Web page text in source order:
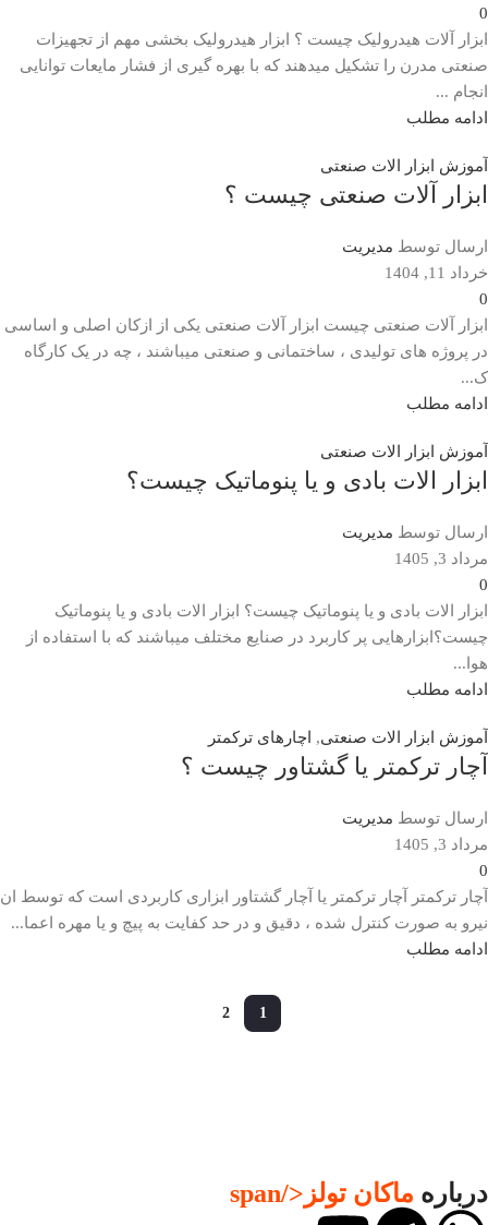
0
ابزار آلات هیدرولیک چیست ؟ ابزار هیدرولیک بخشی مهم از تجهیزات
صنعتی مدرن را تشکیل میدهند که با بهره گیری از فشار مایعات توانایی
انجام ...
ادامه مطلب
آموزش ابزار الات صنعتی
ابزار آلات صنعتی چیست ؟
ارسال توسط مدیریت
خرداد 11, 1404
0
ابزار آلات صنعتی چیست ابزار آلات صنعتی یکی از ازکان اصلی و اساسی
در پروژه های تولیدی ، ساختمانی و صنعتی میباشند ، چه در یک کارگاه
ک...
ادامه مطلب
آموزش ابزار الات صنعتی
ابزار الات بادی و یا پنوماتیک چیست؟
ارسال توسط مدیریت
مرداد 3, 1405
0
ابزار الات بادی و یا پنوماتیک چیست؟ ابزار الات بادی و یا پنوماتیک
چیست؟ابزارهایی پر کاربرد در صنایع مختلف میباشند که با استفاده از
هوا...
ادامه مطلب
آموزش ابزار الات صنعتی, اچارهای ترکمتر
آچار ترکمتر یا گشتاور چیست ؟
ارسال توسط مدیریت
مرداد 3, 1405
0
آچار ترکمتر آچار ترکمتر یا آچار گشتاور ابزاری کاربردی است که توسط ان
نیرو به صورت کنترل شده ، دقیق و در حد کفایت به پیچ و یا مهره اعما...
ادامه مطلب
1
2
درباره ماکان تولز </span